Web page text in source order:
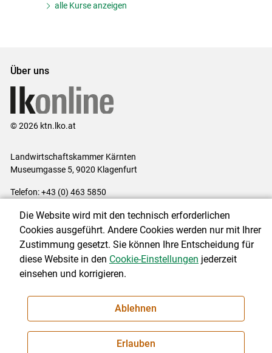
alle Kurse anzeigen
Über uns
© 2026 ktn.lko.at
Landwirtschaftskammer Kärnten
Museumgasse 5, 9020 Klagenfurt
Telefon: +43 (0) 463 5850
Impressum|Kontakt|Datenschutzerklärung|Barrierefreiheit|
Cookie-Einstellungen
NEWSLETTER
Die Website wird mit den technisch erforderlichen
Cookies ausgeführt. Andere Cookies werden nur mit Ihrer
Zustimmung gesetzt. Sie können Ihre Entscheidung für
diese Website in den Cookie-Einstellungen jederzeit
einsehen und korrigieren.
Ablehnen
Erlauben